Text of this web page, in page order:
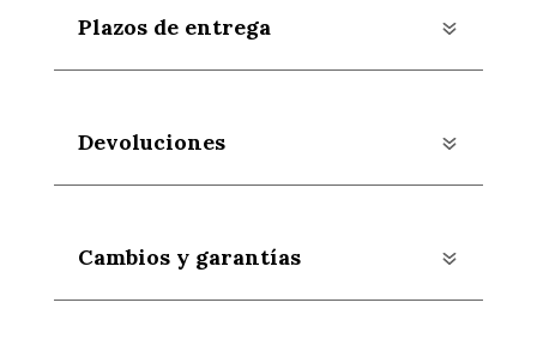
Plazos de entrega
Devoluciones
Cambios y garantías